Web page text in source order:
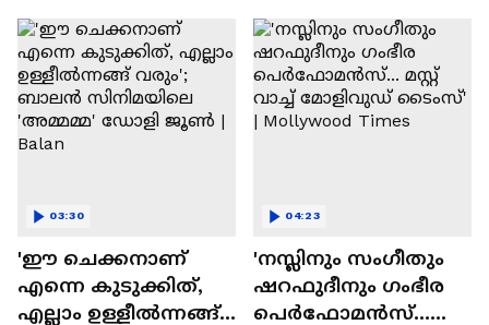
'ഈ ചെക്കനാണ്
എന്നെ കുടുക്കിത്,
എല്ലാം ഉള്ളീൽന്നങ്ങ്
03:30
'നസ്ലിനും സംഗീതും
ഷറഫുദീനും ഗംഭീര
പെർഫോമൻസ്...
04:23